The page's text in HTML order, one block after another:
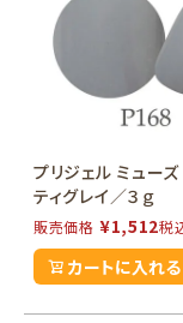
プリジェル ミュー
ティグレイ／３ｇ
販売価格 ¥1,512税
カートに入れる